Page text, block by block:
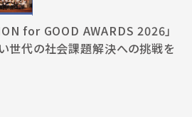
for GOOD AWARDS 2026」
代の社会課題解決への挑戦を